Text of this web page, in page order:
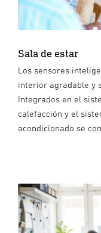
Sala de estar
Los sensores
interior agradable y
Integrados en el
calefacción y el
acondicionado se